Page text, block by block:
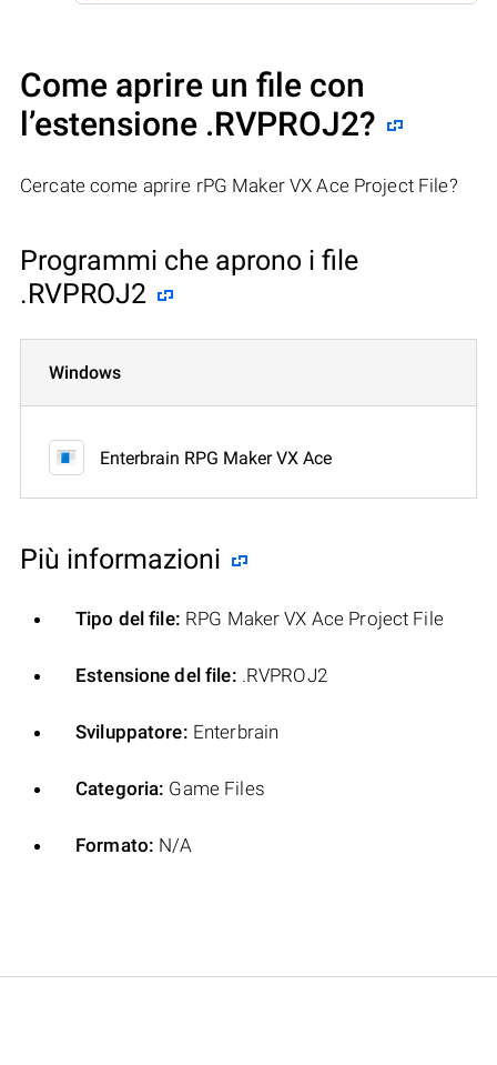
Come aprire un file con
l’estensione .RVPROJ2?
Cercate come aprire rPG Maker VX Ace Project File?
Programmi che aprono i file
.RVPROJ2
Windows
Enterbrain RPG Maker VX Ace
Più informazioni
Tipo del file: RPG Maker VX Ace Project File
Estensione del file: .RVPROJ2
Sviluppatore: Enterbrain
Categoria: Game Files
Formato: N/A